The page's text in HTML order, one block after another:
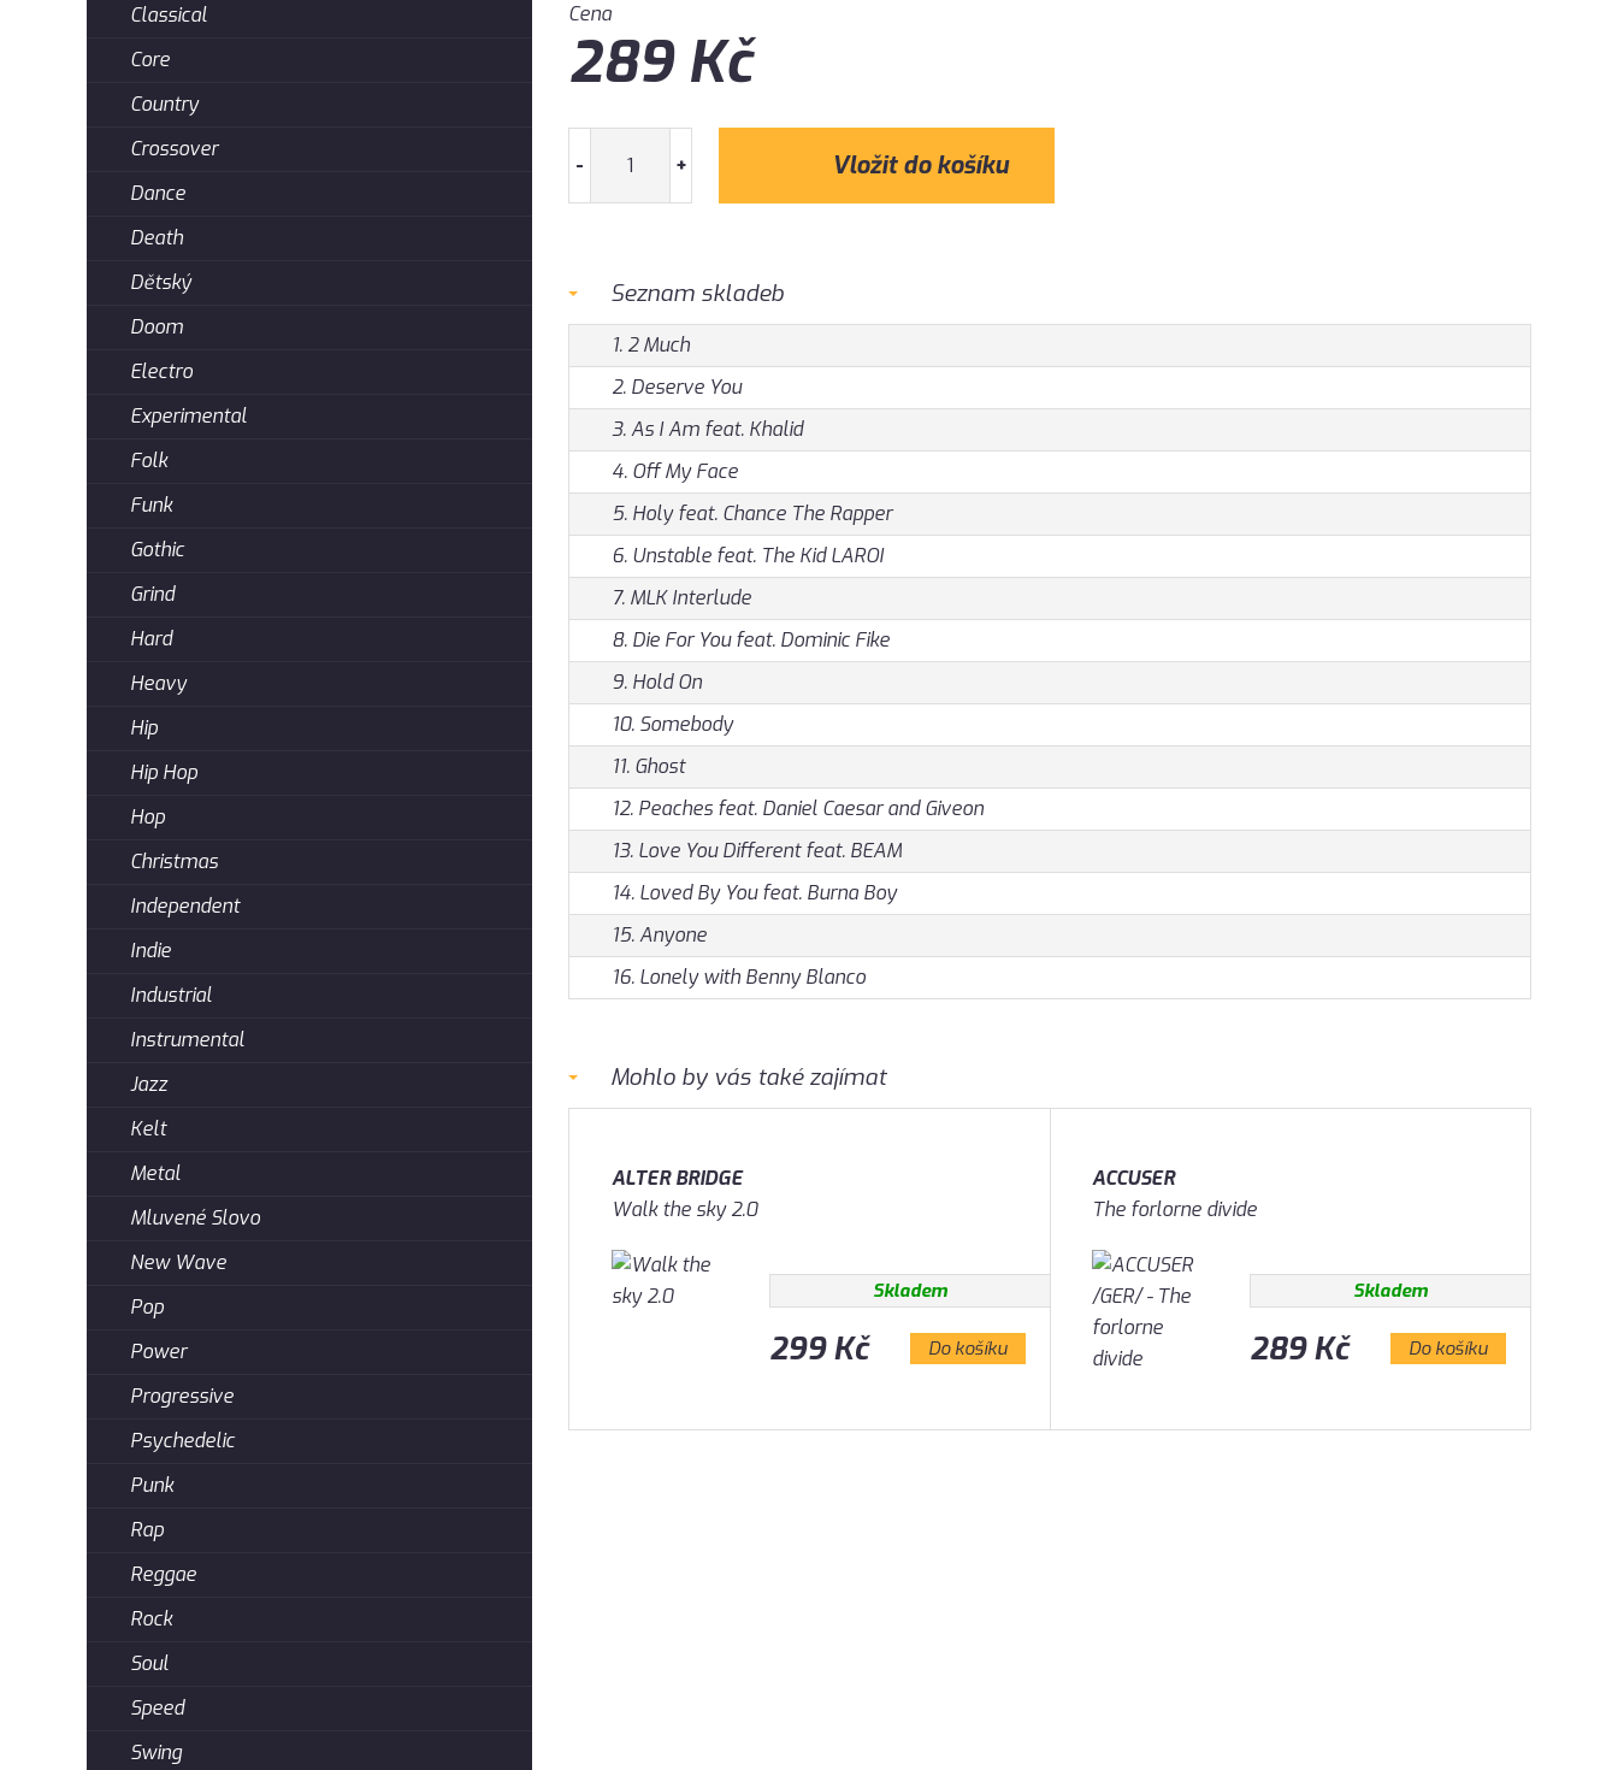
Cena
289Kč
- +
Seznam skladeb
1. 2 Much
2. Deserve You
3. As I Am feat. Khalid
4. Off My Face
5. Holy feat. Chance The Rapper
6. Unstable feat. The Kid LAROI
7. MLK Interlude
8. Die For You feat. Dominic Fike
9. Hold On
10. Somebody
11. Ghost
12. Peaches feat. Daniel Caesar and Giveon
13. Love You Different feat. BEAM
14. Loved By You feat. Burna Boy
15. Anyone
16. Lonely with Benny Blanco
Mohlo by vás také zajímat
ALTER BRIDGE
Walk the sky 2.0
Skladem
299 Kč Do košíku
ACCUSER
The forlorne divide
Skladem
289 Kč Do košíku
Classical
Core
Country
Crossover
Dance
Death
Dětský
Doom
Electro
Experimental
Folk
Funk
Gothic
Grind
Hard
Heavy
Hip
Hip Hop
Hop
Christmas
Independent
Indie
Industrial
Instrumental
Jazz
Kelt
Metal
Mluvené Slovo
New Wave
Pop
Power
Progressive
Psychedelic
Punk
Rap
Reggae
Rock
Soul
Speed
Swing